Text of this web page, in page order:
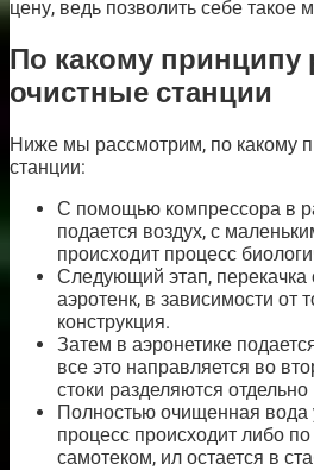
цену, ведь позволить себе такое
По какому принципу
очистные станции
Ниже мы рассмотрим, по какому
станции:
С помощью компрессора в
подается воздух, с
происходит процесс
Следующий этап, перекачка
аэротенк, в зависимости от
конструкция.
Затем в аэронетике
все это направляется во
стоки разделяются
Полностью очищенная вода
процесс происходит либо
самотеком, ил остается в